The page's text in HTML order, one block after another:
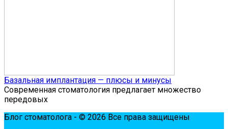
Базальная имплантация — плюсы и минусы
Современная стоматология предлагает множество
передовых
Блог стоматолога - © 2026 Все права защищены